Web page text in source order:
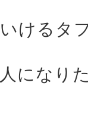
けるタ
になり